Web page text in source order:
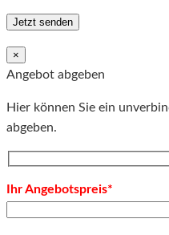
×
Angebot abgeben
Hier können Sie ein
abgeben.
Ihr Angebotspreis*